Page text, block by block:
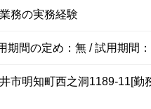
務の実務経験
期間の定め：無 / 試用期間
市明知町西之洞1189-11[